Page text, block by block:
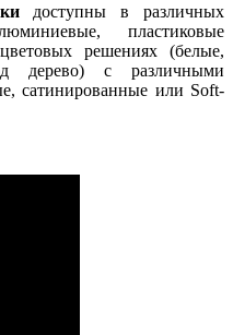
доступны в различных
пластиковые
решениях (белые,
дерево) с различными
сатинированные или Soft-